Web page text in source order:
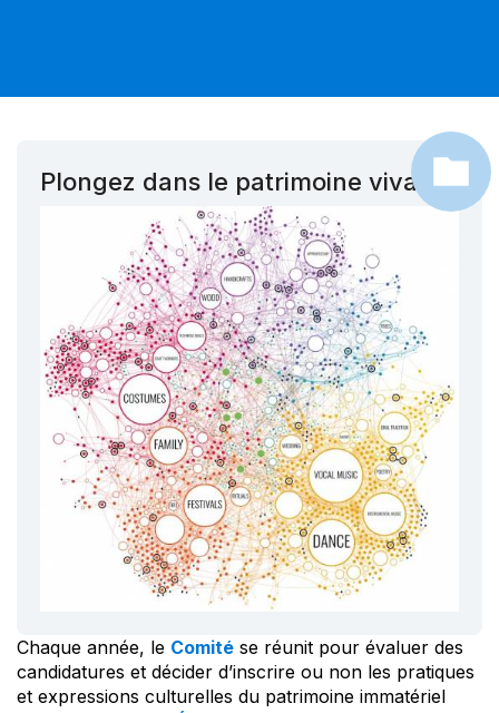
Plongez dans le patrimoine vivant !
Chaque année, le Comité se réunit pour évaluer des
candidatures et décider d’inscrire ou non les pratiques
et expressions culturelles du patrimoine immatériel